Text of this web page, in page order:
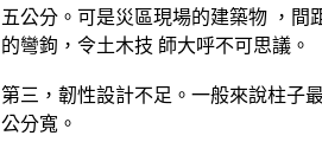
五公分。可是災區現場的建築物 ，
的彎鉤，令土木技 師大呼不可思議。
第三，韌性設計不足。一般來說柱子
公分寬。